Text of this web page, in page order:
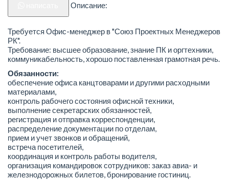
Описание:
Требуется Офис-менеджер в "Союз Проектных Менеджеров
РК".
Требование: высшее образование, знание ПК и оргтехники,
коммуникабельность, хорошо поставленная грамотная речь.
Обязанности:
обеспечение офиса канцтоварами и другими расходными
материалами,
контроль рабочего состояния офисной техники,
выполнение секретарских обязанностей,
регистрация и отправка корреспонденции,
распределение документации по отделам,
прием и учет звонков и обращений,
встреча посетителей,
координация и контроль работы водителя,
организация командировок сотрудников: заказ авиа- и
железнодорожных билетов, бронирование гостиниц.